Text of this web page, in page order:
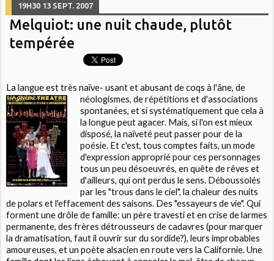
19H30 13 SEPT. 2007
Melquiot: une nuit chaude, plutôt
tempérée
La langue est très naïve- usant et abusant de coqs à l'âne, de
néologismes, de répétitions et d'associations
spontanées, et si systématiquement que cela à
la longue peut agacer. Mais, si l'on est mieux
disposé, la naïveté peut passer pour de la
poésie. Et c'est, tous comptes faits, un mode
d'expression approprié pour ces personnages
tous un peu désoeuvrés, en quête de rêves et
d'ailleurs, qui ont perdus le sens. Déboussolés
par les "trous dans le ciel", la chaleur des nuits
de polars et l'effacement des saisons. Des "essayeurs de vie". Qui
forment une drôle de famille: un père travesti et en crise de larmes
permanente, des frères détrousseurs de cadavres (pour marquer
la dramatisation, faut il ouvrir sur du sordide?), leurs improbables
amoureuses, et un poète alsacien en route vers la Californie. Une